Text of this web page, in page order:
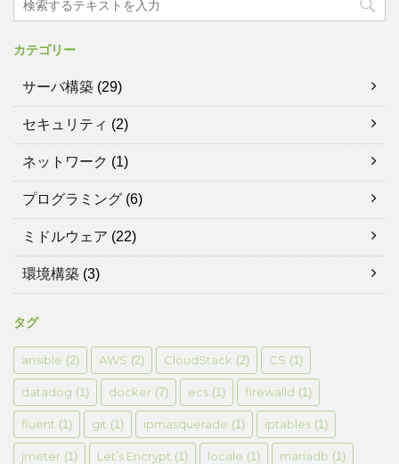
カテゴリー
サーバ構築 (29)
セキュリティ (2)
ネットワーク (1)
プログラミング (6)
ミドルウェア (22)
環境構築 (3)
タグ
ansible (2) AWS (2) CloudStack (2) CS (1)
datadog (1) docker (7) ecs (1) firewalld (1)
fluent (1) git (1) ipmasquerade (1) iptables (1)
jmeter (1) Let’s Encrypt (1) locale (1) mariadb (1)